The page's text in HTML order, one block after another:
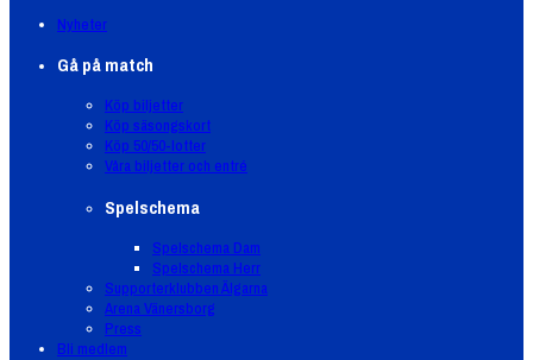
Nyheter
Gå på match
Köp biljetter
Köp säsongskort
Köp 50/50-lotter
Våra biljetter och entré
Spelschema
Spelschema Dam
Spelschema Herr
Supporterklubben Älgarna
Arena Vänersborg
Press
Bli medlem